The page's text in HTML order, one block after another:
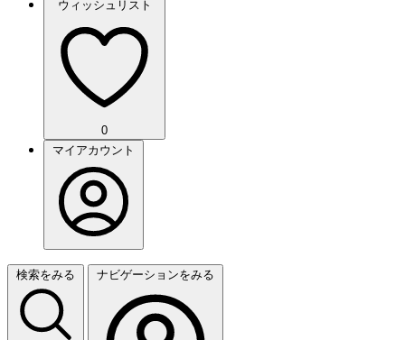
ウィッシュリスト
0
マイアカウント
検索をみる ナビゲーションをみる